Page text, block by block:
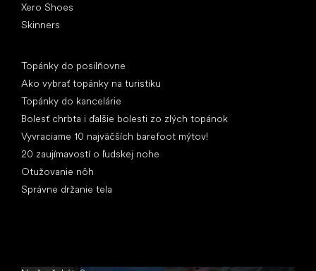
Xero Shoes
Skinners
Topánky do posilňovne
Ako vybrať topánky na turistiku
Topánky do kancelárie
Bolesť chrbta i ďalšie bolesti zo zlých topánok
Vyvraciame 10 najväčších barefoot mýtov!
20 zaujímavostí o ľudskej nohe
Otužovanie nôh
Správne držanie tela